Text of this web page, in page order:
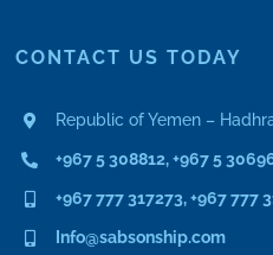
CONTACT US TODAY
Republic of Yemen –
+967 5 308812, +967 5
+967 777 317273, +967 777
Info@sabsonship.com